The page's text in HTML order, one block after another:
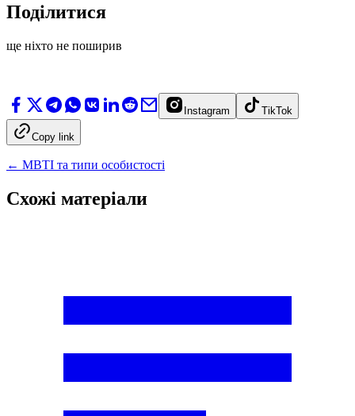
Поділитися
ще ніхто не поширив
Instagram TikTok
Copy link
← MBTI та типи особистості
Схожі матеріали